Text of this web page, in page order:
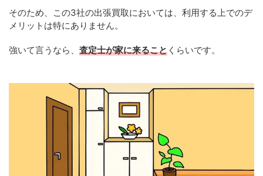
そのため、この3社の出張買取においては、利用する上でのデ
メリットは特にありません。
強いて言うなら、 査定士が家に来ること くらいです。